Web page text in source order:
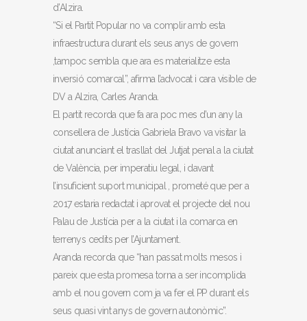
d’Alzira.
“Si el Partit Popular no va complir amb esta
infraestructura durant els seus anys de govern
,tampoc sembla que ara es materialitze esta
inversió comarcal”, afirma l’advocat i cara visible de
DV a Alzira, Carles Aranda.
El partit recorda que fa ara poc mes d’un any la
consellera de Justícia Gabriela Bravo va visitar la
ciutat anunciant el trasllat del Jutjat penal a la ciutat
de València, per imperatiu legal, i davant
l’insuficient suport municipal , prometé que per a
2017 estaria redactat i aprovat el projecte del nou
Palau de Justícia per a la ciutat i la comarca en
terrenys cedits per l’Ajuntament.
Aranda recorda que “han passat molts mesos i
pareix que esta promesa torna a ser incomplida
amb el nou govern com ja va fer el PP durant els
seus quasi vint anys de govern autonòmic”.